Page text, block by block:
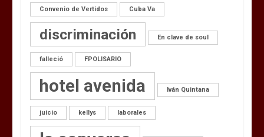
Convenio de Vertidos Cuba Va
discriminación En clave de soul
falleció FPOLISARIO
hotel avenida Iván Quintana
juicio kellys laborales